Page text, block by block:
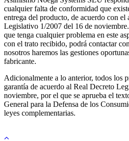
cualquier falta de conformidad que
entrega del producto, de acuerdo con
Legislativo 1/2007 del 16 de
que tenga cualquier problema en este
con el trato recibido, podrá contactar
nosotros haremos las gestiones
fabricante.
Adicionalmente a lo anterior, todos los
garantía de acuerdo al Real Decreto
noviembre, por el que se aprueba el
General para la Defensa de los
leyes complementarias.